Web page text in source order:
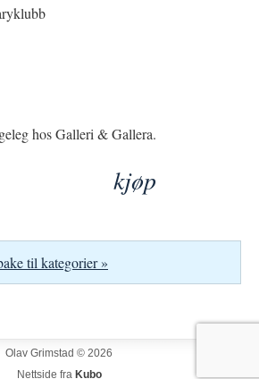
hos Galleri & Gallera.
kjøp
til kategorier »
Olav Grimstad © 2026
Nettside fra Kubo